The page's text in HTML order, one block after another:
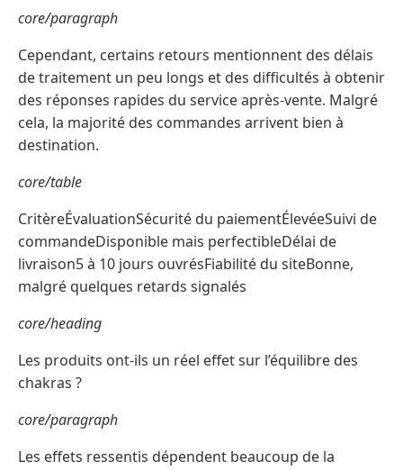
core/paragraph
Cependant, certains retours mentionnent des délais
de traitement un peu longs et des difficultés à obtenir
des réponses rapides du service après-vente. Malgré
cela, la majorité des commandes arrivent bien à
destination.
core/table
CritèreÉvaluationSécurité du paiementÉlevéeSuivi de
commandeDisponible mais perfectibleDélai de
livraison5 à 10 jours ouvrésFiabilité du siteBonne,
malgré quelques retards signalés
core/heading
Les produits ont-ils un réel effet sur l’équilibre des
chakras ?
core/paragraph
Les effets ressentis dépendent beaucoup de la